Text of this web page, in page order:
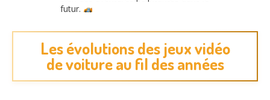
futur.
Les évolutions des jeux vidéo
de voiture au fil des années